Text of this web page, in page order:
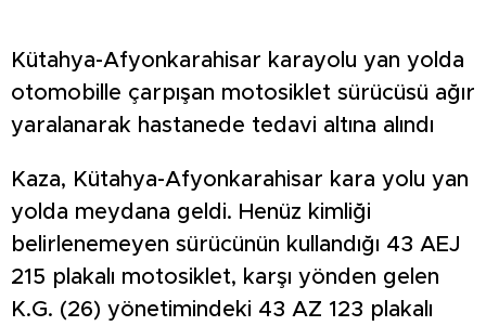
Kütahya-Afyonkarahisar karayolu yan yolda
otomobille çarpışan motosiklet sürücüsü ağır
yaralanarak hastanede tedavi altına alındı
Kaza, Kütahya-Afyonkarahisar kara yolu yan
yolda meydana geldi. Henüz kimliği
belirlenemeyen sürücünün kullandığı 43 AEJ
215 plakalı motosiklet, karşı yönden gelen
K.G. (26) yönetimindeki 43 AZ 123 plakalı